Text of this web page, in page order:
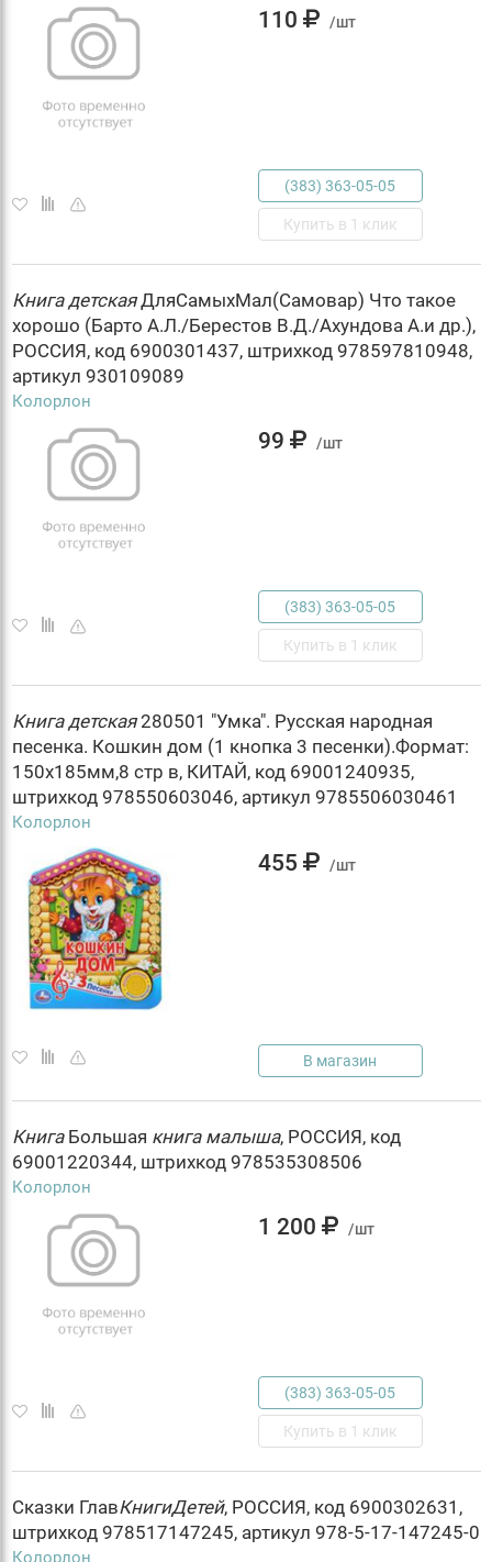
110 /шт
(383) 363-05-05
Купить в 1 клик
Книга детскаяДляСамыхМал(Самовар) Что такое
хорошо (Барто А.Л./Берестов В.Д./Ахундова А.и др.),
РОССИЯ, код 6900301437, штрихкод 978597810948,
артикул 930109089
Колорлон
99 /шт
(383) 363-05-05
Купить в 1 клик
Книга детская280501 "Умка". Русская народная
песенка. Кошкин дом (1 кнопка 3 песенки).Формат:
150х185мм,8 стр в, КИТАЙ, код 69001240935,
штрихкод 978550603046, артикул 9785506030461
Колорлон
455 /шт
В магазин
КнигаБольшая книга малыша, РОССИЯ, код
69001220344, штрихкод 978535308506
Колорлон
1 200 /шт
(383) 363-05-05
Купить в 1 клик
Сказки ГлавКнигиДетей, РОССИЯ, код 6900302631,
штрихкод 978517147245, артикул 978-5-17-147245-0
Колорлон